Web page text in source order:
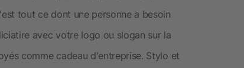
tout ce dont une personne a besoin
avec votre logo ou slogan sur la
comme cadeau d'entreprise. Stylo et